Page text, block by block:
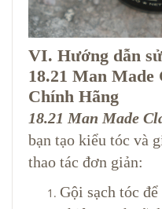
VI. Hướng dẫn
18.21 Man Made
Chính Hãng
18.21 Man Made
bạn tạo kiểu tóc và
thao tác đơn giản:
Gội sạch tóc